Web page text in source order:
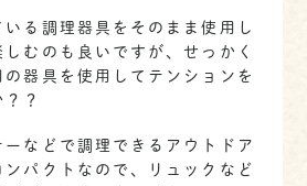
いる調理器具をそのまま使用し
むのも良いですが、せっかく
器具を使用してテンションを
？
などで調理できるアウトドア
パクトなので、リュックなど